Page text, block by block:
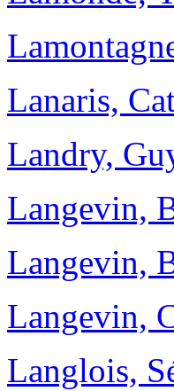
Lanaris,
Landry,
Langevin,
Langevin,
Langevin,
Langlois,